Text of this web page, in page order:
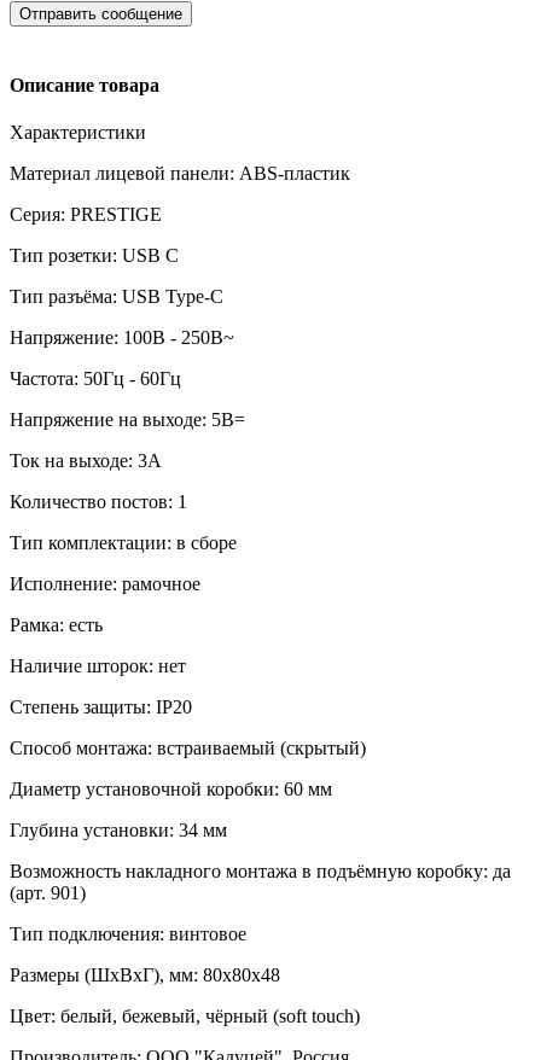
Отправить сообщение
Описание товара
Характеристики
Материал лицевой панели: ABS-пластик
Серия: PRESTIGE
Тип розетки: USB C
Тип разъёма: USB Type-С
Напряжение: 100В - 250В~
Частота: 50Гц - 60Гц
Напряжение на выходе: 5В=
Ток на выходе: 3А
Количество постов: 1
Тип комплектации: в сборе
Исполнение: рамочное
Рамка: есть
Наличие шторок: нет
Степень защиты: IP20
Способ монтажа: встраиваемый (скрытый)
Диаметр установочной коробки: 60 мм
Глубина установки: 34 мм
Возможность накладного монтажа в подъёмную коробку: да
(арт. 901)
Тип подключения: винтовое
Размеры (ШхВхГ), мм: 80х80х48
Цвет: белый, бежевый, чёрный (soft touch)